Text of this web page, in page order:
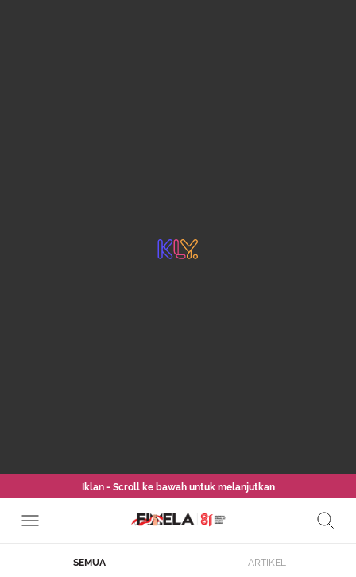
Iklan - Scroll ke bawah untuk melanjutkan
SEMUA ARTIKEL